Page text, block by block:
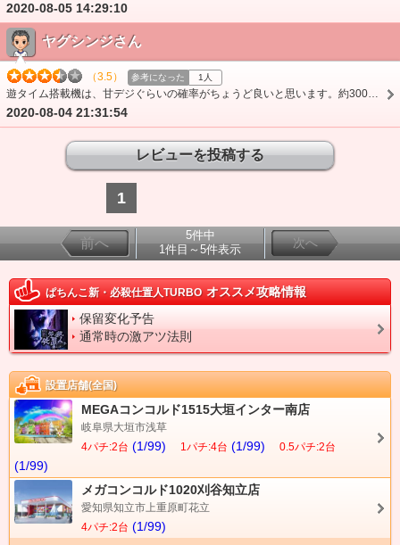
2020-08-05 14:29:10
ヤグシンジさん
（3.5） 参考になった 1人
遊タイム搭載機は、甘デジぐらいの確率がちょうど良いと思います。約300なら何とか我慢でき、遊タイムで確変突入が高確率で期待できます。なのでスペックは◎。 普段ミド…
2020-08-04 21:31:54
1
前へ
5件中
1件目～5件表示
次へ
ぱちんこ新・必殺仕置人TURBO オススメ攻略情報
保留変化予告
通常時の激アツ法則
設置店舗(全国)
MEGAコンコルド1515大垣インター南店
岐阜県大垣市浅草
4パチ:2台 (1/99) 1パチ:4台 (1/99) 0.5パチ:2台
(1/99)
メガコンコルド1020刈谷知立店
愛知県知立市上重原町花立
4パチ:2台 (1/99)